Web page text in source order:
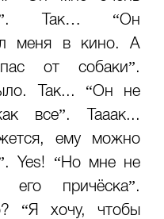
Так… “Он
меня в кино. А
от собаки”.
Так... “Он не
все”. Тааак...
ему можно
Yes! “Но мне не
его причёска”.
“Я хочу, чтобы